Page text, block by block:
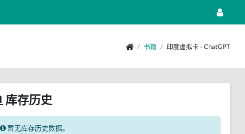
书籍 印度虚拟卡 - ChatGPT
库存历史
暂无库存历史数据。